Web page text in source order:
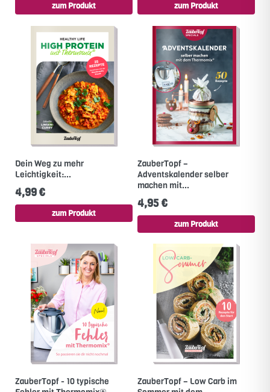
zum Produkt zum Produkt
Dein Weg zu mehr
Leichtigkeit:...
4,99 €
zum Produkt
ZauberTopf –
Adventskalender selber
machen mit...
4,95 €
zum Produkt
ZauberTopf - 10 typische
ZauberTopf – Low Carb im